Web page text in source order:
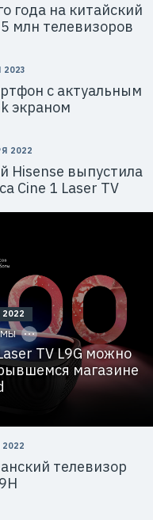
года на китайский
млн телевизоров
с актуальным
экраном
2022
Hisense выпустила
Cine 1 Laser TV
е
к
а
.
E
r
i
P
Y
I
D
TV L9G можно
магазине
телевизор